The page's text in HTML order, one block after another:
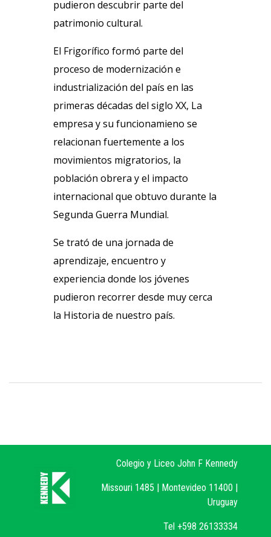
pudieron descubrir parte del
patrimonio cultural.
El Frigorífico formó parte del
proceso de modernización e
industrialización del país en las
primeras décadas del siglo XX, La
empresa y su funcionamieno se
relacionan fuertemente a los
movimientos migratorios, la
población obrera y el impacto
internacional que obtuvo durante la
Segunda Guerra Mundial.
Se trató de una jornada de
aprendizaje, encuentro y
experiencia donde los jóvenes
pudieron recorrer desde muy cerca
la Historia de nuestro país.
Colegio y Liceo John F Kennedy
Missouri 1485 | Montevideo 11400 |
Uruguay
Tel +598 26133334